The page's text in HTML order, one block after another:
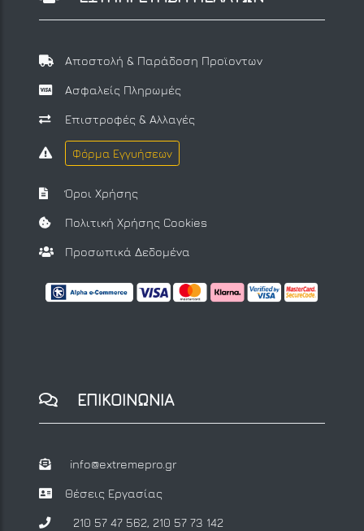
Αποστολή & Παράδοση Προϊοντων
Ασφαλείς Πληρωμές
Επιστροφές & Αλλαγές
Φόρμα Εγγυήσεων
Όροι Χρήσης
Πολιτική Χρήσης Cookies
Προσωπικά Δεδομένα
ΕΠΙΚΟΙΝΩΝΙΑ
info@extremepro.gr
Θέσεις Εργασίας
210 57 47 562, 210 57 73 142